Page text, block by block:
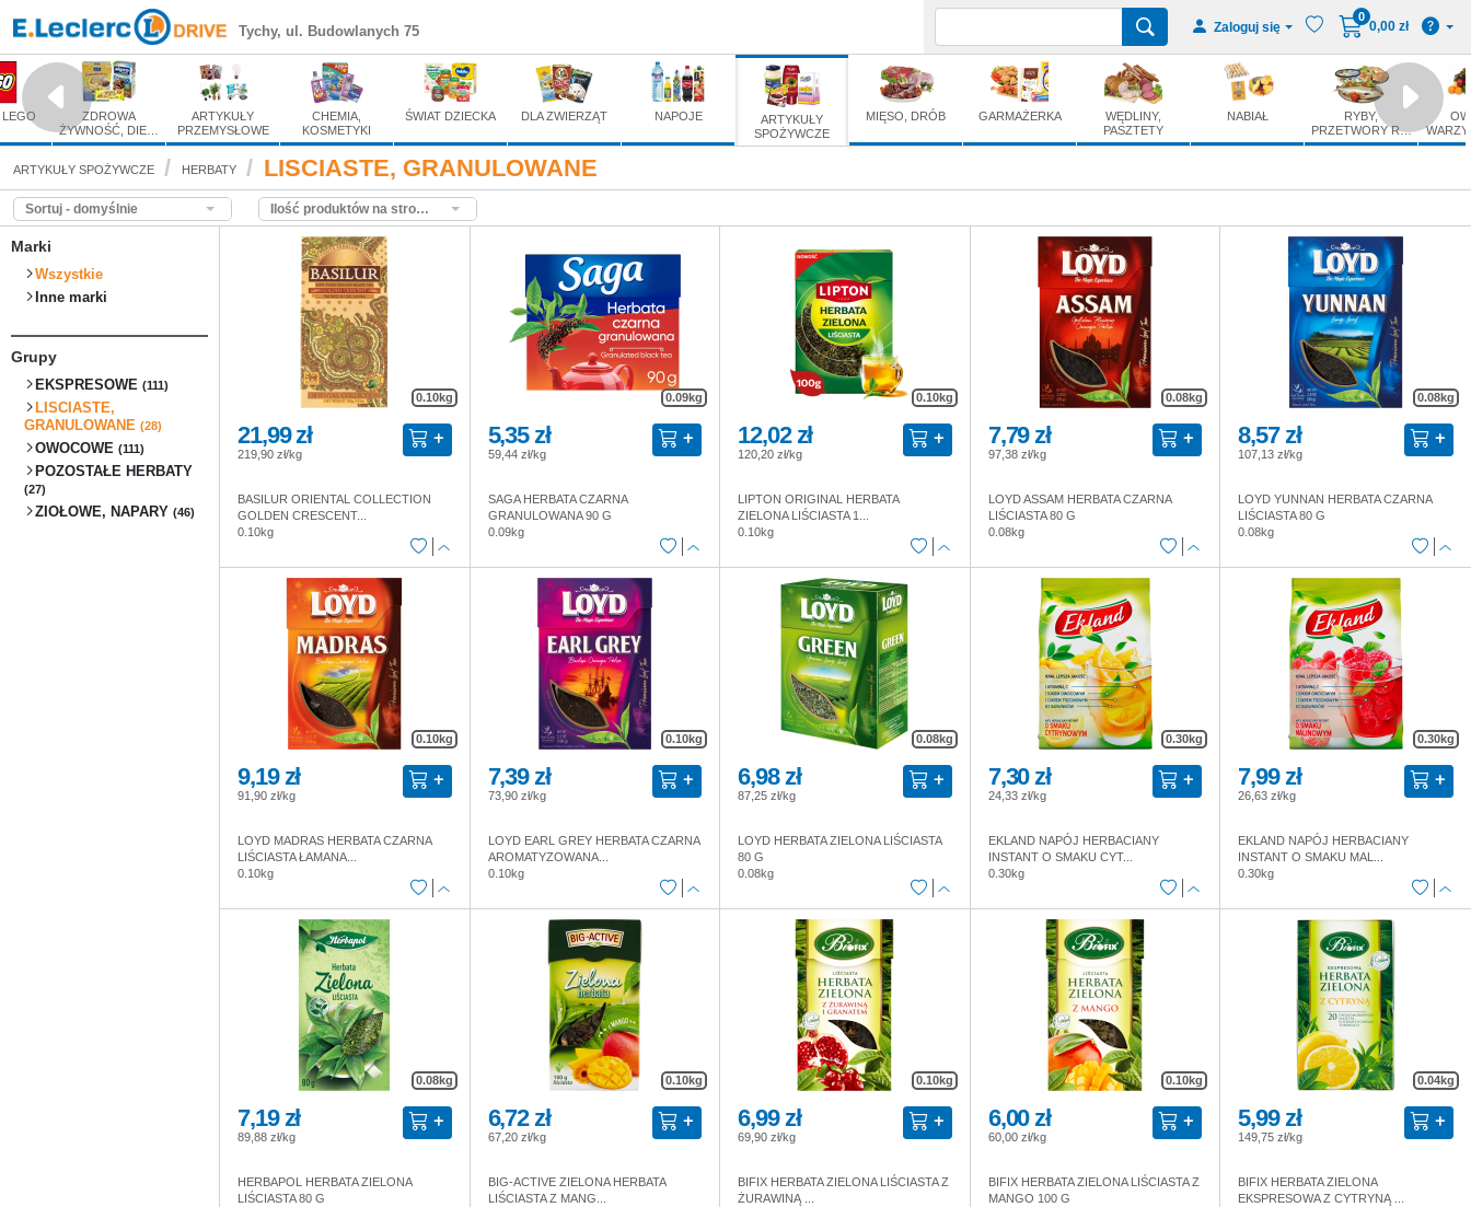
LISCIASTE, GRANULOWANE
Zakupy spożywcze online
Tychy, ul. Budowlanych 75 Zaloguj się
0
0,00 zł
LEGO
ZDROWA
ŻYWNOŚĆ, DIE…
ARTYKUŁY
PRZEMYSŁOWE
CHEMIA,
KOSMETYKI
ŚWIAT DZIECKA DLA ZWIERZĄT NAPOJE
ARTYKUŁY
SPOŻYWCZE
MIĘSO, DRÓB GARMAŻERKA
WĘDLINY,
PASZTETY
NABIAŁ
RYBY,
PRZETWORY R…
ARTYKUŁY SPOŻYWCZE HERBATY LISCIASTE, GRANULOWANE
Sortuj - domyślnie Ilość produktów na stronie - domyślnie
Marki
Wszystkie
Inne marki
Grupy
EKSPRESOWE (111)
LISCIASTE,
GRANULOWANE (28)
OWOCOWE (111)
POZOSTAŁE HERBATY
(27)
ZIOŁOWE, NAPARY (46)
0.10kg
21,99 zł
219,90 zł/kg
BASILUR ORIENTAL COLLECTION
GOLDEN CRESCENT...
0.10kg
0.09kg
5,35 zł
59,44 zł/kg
SAGA HERBATA CZARNA
GRANULOWANA 90 G
0.09kg
0.10kg
12,02 zł
120,20 zł/kg
LIPTON ORIGINAL HERBATA
ZIELONA LIŚCIASTA 1...
0.10kg
0.08kg
7,79 zł
97,38 zł/kg
LOYD ASSAM HERBATA CZARNA
LIŚCIASTA 80 G
0.08kg
0.08kg
8,57 zł
107,13 zł/kg
LOYD YUNNAN HERBATA CZARNA
LIŚCIASTA 80 G
0.08kg
0.10kg
9,19 zł
91,90 zł/kg
LOYD MADRAS HERBATA CZARNA
LIŚCIASTA ŁAMANA...
0.10kg
0.10kg
7,39 zł
73,90 zł/kg
LOYD EARL GREY HERBATA CZARNA
AROMATYZOWANA...
0.10kg
0.08kg
6,98 zł
87,25 zł/kg
LOYD HERBATA ZIELONA LIŚCIASTA
80 G
0.08kg
0.30kg
7,30 zł
24,33 zł/kg
EKLAND NAPÓJ HERBACIANY
INSTANT O SMAKU CYT...
0.30kg
0.30kg
7,99 zł
26,63 zł/kg
EKLAND NAPÓJ HERBACIANY
INSTANT O SMAKU MAL...
0.30kg
0.08kg
7,19 zł
89,88 zł/kg
HERBAPOL HERBATA ZIELONA
LIŚCIASTA 80 G
0.10kg
6,72 zł
67,20 zł/kg
BIG-ACTIVE ZIELONA HERBATA
LIŚCIASTA Z MANG...
0.10kg
6,99 zł
69,90 zł/kg
BIFIX HERBATA ZIELONA LIŚCIASTA Z
ŻURAWINĄ ...
0.10kg
6,00 zł
60,00 zł/kg
BIFIX HERBATA ZIELONA LIŚCIASTA Z
MANGO 100 G
0.04kg
5,99 zł
149,75 zł/kg
BIFIX HERBATA ZIELONA
EKSPRESOWA Z CYTRYNĄ ...